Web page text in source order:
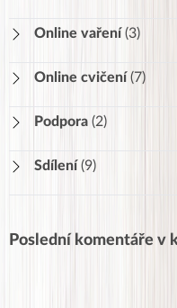
Online vaření (3)
Videorecepty
Svačiny
Online cvičení (7)
Online cvičení 1
Online cvičení 3
Online cvičení 4
Podpora (2)
Materiály ke stažení
Sdílení (9)
Jak vám jde hubnutí?
Poslední komentáře v